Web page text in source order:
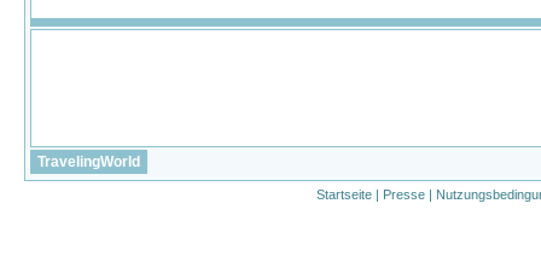
TravelingWorld
Startseite | Presse |